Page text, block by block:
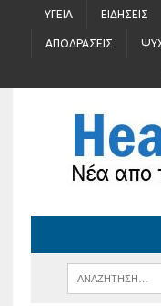
ΥΓΕΊΑ ΕΙΔΉΣΕΙΣ
ΑΠΟΔΡΆΣΕΙΣ